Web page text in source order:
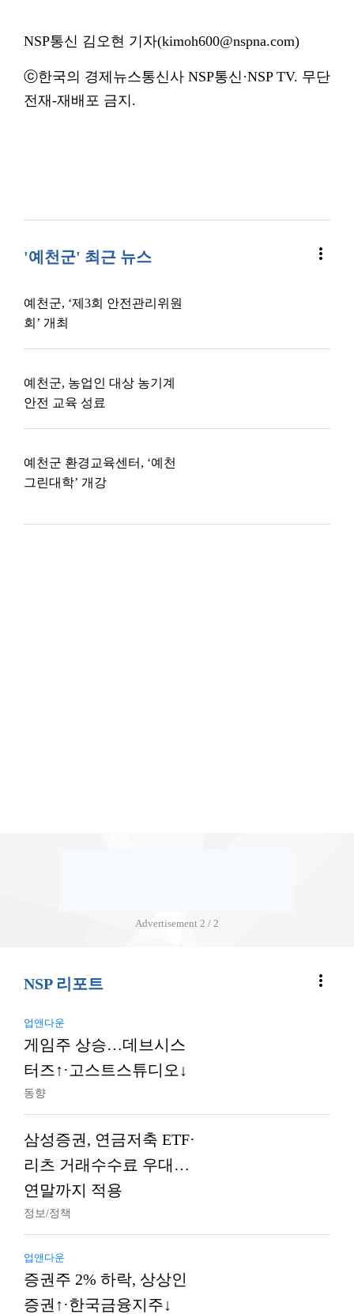
NSP통신 김오현 기자(kimoh600@nspna.com)
ⓒ한국의 경제뉴스통신사 NSP통신·NSP TV. 무단
전재-재배포 금지.
'예천군' 최근 뉴스 more_vert
예천군, ‘제3회 안전관리위원
회’ 개최
예천군, 농업인 대상 농기계
안전 교육 성료
예천군 환경교육센터, ‘예천
그린대학’ 개강
Advertisement 2 / 2
NSP 리포트 more_vert
업앤다운
게임주 상승…데브시스
터즈↑·고스트스튜디오↓
동향
삼성증권, 연금저축 ETF·
리츠 거래수수료 우대…
연말까지 적용
정보/정책
업앤다운
증권주 2% 하락, 상상인
증권↑·한국금융지주↓